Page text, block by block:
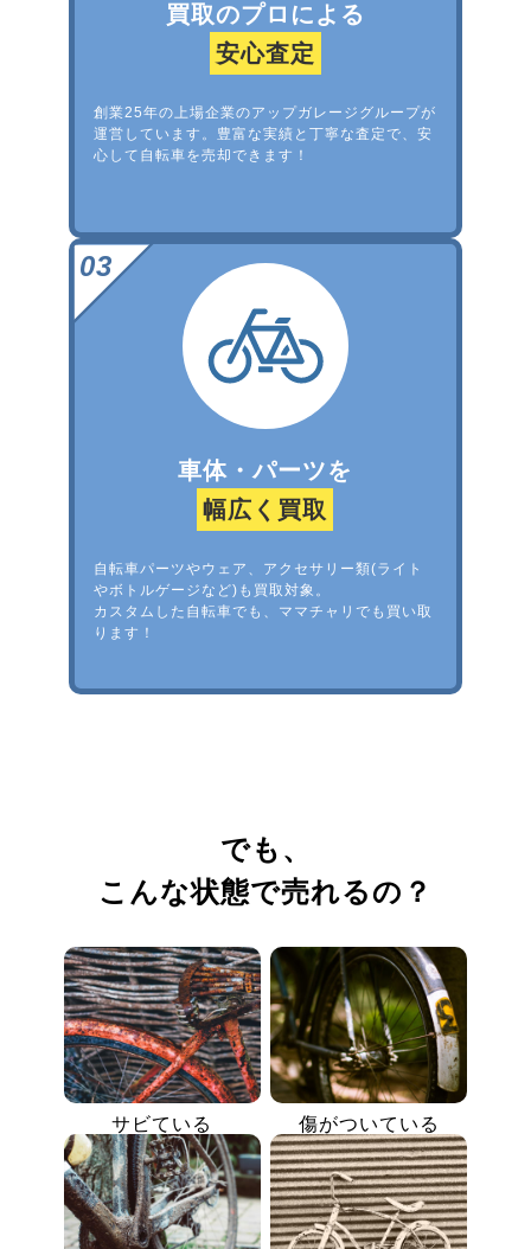
買取のプロによる
安心査定
創業25年の上場企業のアップガレージグループが
運営しています。豊富な実績と丁寧な査定で、安
心して自転車を売却できます！
車体・パーツを
幅広く買取
自転車パーツやウェア、アクセサリー類(ライト
やボトルゲージなど)も買取対象。
カスタムした自転車でも、ママチャリでも買い取
ります！
でも、
こんな状態で売れるの？
サビている 傷がついている